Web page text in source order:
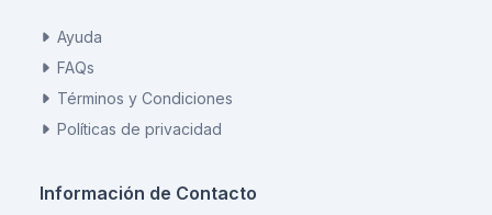
Ayuda
FAQs
Términos y Condiciones
Políticas de privacidad
Información de Contacto